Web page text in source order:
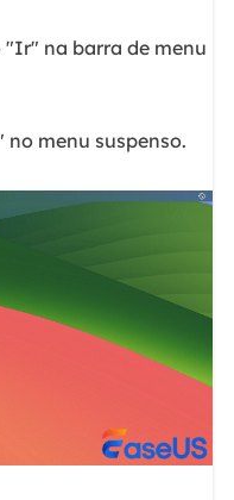
na barra de menu
menu suspenso.